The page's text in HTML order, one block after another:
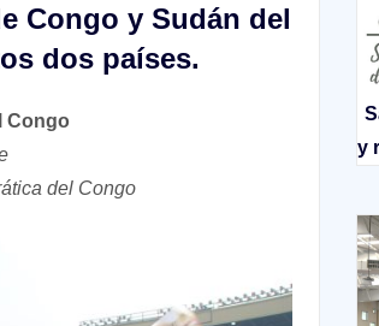
Congo y Sudán del
dos países.
Congo
del Congo
y